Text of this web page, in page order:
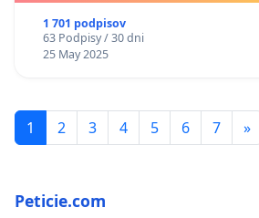
1 701 podpisov
63 Podpisy / 30 dni
25 May 2025
1 2 3 4 5 6 7 »
Peticie.com